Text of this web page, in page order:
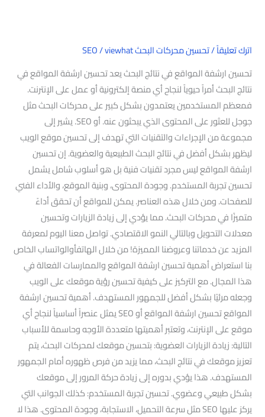
اترك تعليقاً/تحسين محركات البحث SEO /viewhat
تحسين ارشفة المواقع في نتائج البحث يعد تحسين ارشفة المواقع في
نتائج البحث أمراً حيوياً لنجاح أي منصة إلكترونية أو عمل على الإنترنت.
فمعظم المستخدمين يعتمدون بشكل كبير على محركات البحث مثل
جوجل للعثور على المحتوى الذي يبحثون عنه. أو SEO. يشير إلى
مجموعة من الإجراءات والتقنيات التي تهدف إلى تحسين موقع الويب
ليظهر بشكل أفضل في نتائج البحث الطبيعية والعضوية. إن تحسين
ارشفة المواقع ليس مجرد تقنيات فنية بل هو أسلوب شامل يشمل
تحسين تجربة المستخدم. وجودة المحتوى، وبنية الموقع، والأداء الفني
للصفحات. ومن خلال هذه العناصر. يمكن للمواقع أن تحقق أداءً
متميزًا في محركات البحث. مما يؤدي إلى زيادة الزيارات وتحسين
معدلات التحويل وبالتالي النمو الاقتصادي. تواصل معنا اليوم لمعرفة
المزيد عن خدماتنا وعروضنا المميزة! من خلال الهاتفأوالواتساب الخاص
بنا استعراض أهمية تحسين ارشفة المواقع والممارسات الفعالة في
هذا المجال. مع التركيز على كيفية تحسين رؤية موقعك على الويب
وجعله مرئيًا بشكل أفضل للجمهور المستهدف. أهمية تحسين ارشفة
المواقع تحسين ارشفة المواقع أو SEO يمثل عنصراً أساسياً لنجاح أي
موقع على الإنترنت، وتعتبر أهميتها متعددة الأوجه وحاسمة للأسباب
التالية: زيادة الزيارات العضوية: بتحسين موقعك لمحركات البحث، يتم
تعزيز موقعك في نتائج البحث، مما يزيد من فرص ظهوره أمام الجمهور
المستهدف. هذا يؤدي بدوره إلى زيادة حركة المرور إلى موقعك
بشكل طبيعي وعضوي. تحسين تجربة المستخدم: كذلك الجوانب التي
يركز عليها SEO مثل سرعة التحميل، الاستجابة، وجودة المحتوى. هذا لا